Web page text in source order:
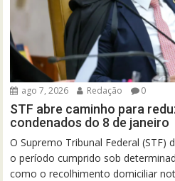
ago 7, 2026 Redação 0
STF abre caminho para
condenados do 8 de janeiro
O Supremo Tribunal Federal (STF)
o período cumprido sob
como o recolhimento domiciliar